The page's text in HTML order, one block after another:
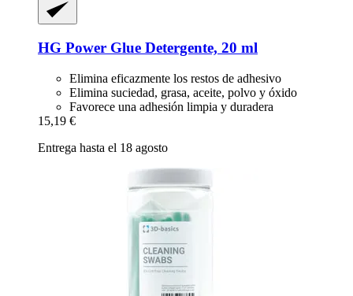
HG Power Glue Detergente, 20 ml
Elimina eficazmente los restos de adhesivo
Elimina suciedad, grasa, aceite, polvo y óxido
Favorece una adhesión limpia y duradera
15,19 €
Entrega hasta el 18 agosto